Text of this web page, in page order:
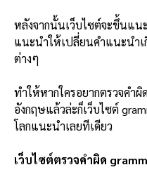
หลังจากนั้นเว็บไซต์จะขึ้นแน
แนะนำให้เปลี่ยนคำแนะนำ
ต่างๆ
ทำให้หากใครอยากตรวจคำ
อังกฤษแล้วล่ะก็เว็บไซต์
โลกแนะนำเลยทีเดียว
เว็บไซต์ตรวจคำผิด